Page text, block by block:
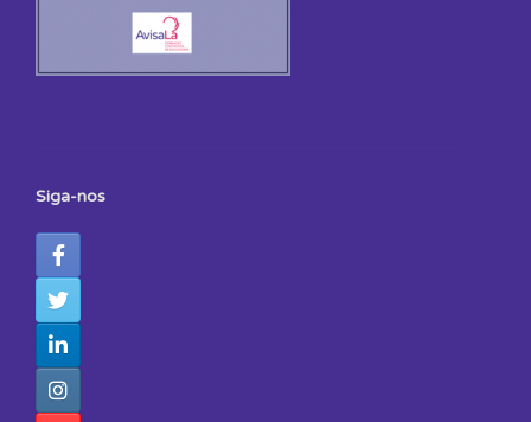
Siga-nos